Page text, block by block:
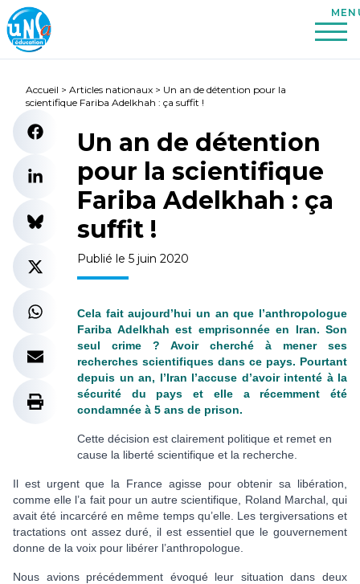
Accueil > Articles nationaux > Un an de détention pour la
scientifique Fariba Adelkhah : ça suffit !
Un an de détention
pour la scientifique
Fariba Adelkhah : ça
suffit !
Publié le 5 juin 2020
Cela fait aujourd’hui un an que l’anthropologue
Fariba Adelkhah est emprisonnée en Iran. Son
seul crime ? Avoir cherché à mener ses
recherches scientifiques dans ce pays. Pourtant
depuis un an, l’Iran l’accuse d’avoir intenté à la
sécurité du pays et elle a récemment été
condamnée à 5 ans de prison.
Cette décision est clairement politique et remet en
cause la liberté scientifique et la recherche.
Il est urgent que la France agisse pour obtenir sa libération,
comme elle l’a fait pour un autre scientifique, Roland Marchal, qui
avait été incarcéré en même temps qu’elle. Les tergiversations et
tractations ont assez duré, il est essentiel que le gouvernement
donne de la voix pour libérer l’anthropologue.
Nous avions précédemment évoqué leur situation dans deux